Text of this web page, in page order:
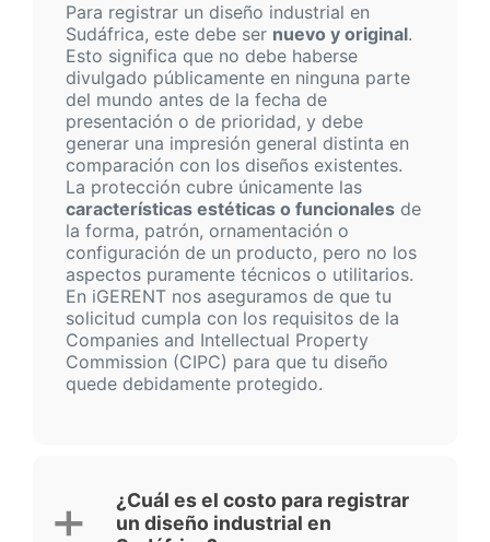
Para registrar un diseño industrial en
Sudáfrica, este debe ser nuevo y original.
Esto significa que no debe haberse
divulgado públicamente en ninguna parte
del mundo antes de la fecha de
presentación o de prioridad, y debe
generar una impresión general distinta en
comparación con los diseños existentes.
La protección cubre únicamente las
características estéticas o funcionales de
la forma, patrón, ornamentación o
configuración de un producto, pero no los
aspectos puramente técnicos o utilitarios.
En iGERENT nos aseguramos de que tu
solicitud cumpla con los requisitos de la
Companies and Intellectual Property
Commission (CIPC) para que tu diseño
quede debidamente protegido.
¿Cuál es el costo para registrar
un diseño industrial en